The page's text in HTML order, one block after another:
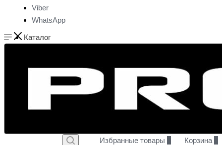
Viber
WhatsApp
Избранные товары Корзина
Каталог